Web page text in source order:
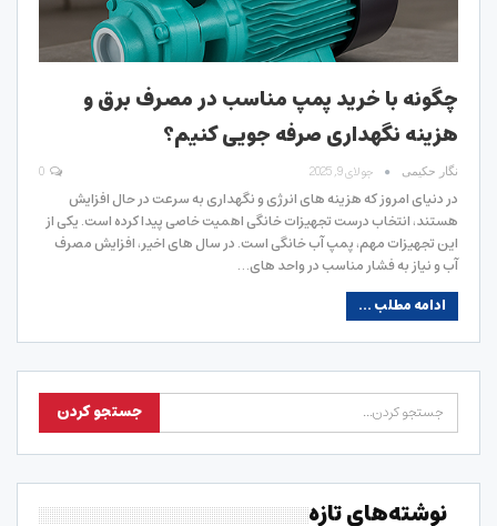
چگونه با خرید پمپ مناسب در مصرف برق و
هزینه نگهداری صرفه‌ جویی کنیم؟
نگار حکیمی جولای 9, 2025
در دنیای امروز که هزینه‌ های انرژی و نگهداری به‌ سرعت در حال افزایش
هستند، انتخاب درست تجهیزات خانگی اهمیت خاصی پیدا کرده است. یکی از
این تجهیزات مهم، پمپ آب خانگی است. در سال‌ های اخیر، افزایش مصرف
آب و نیاز به فشار مناسب در واحد های…
ادامه مطلب ...
نوشته‌های تازه